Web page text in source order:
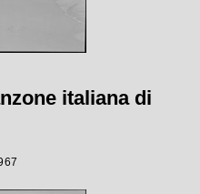
italiana di